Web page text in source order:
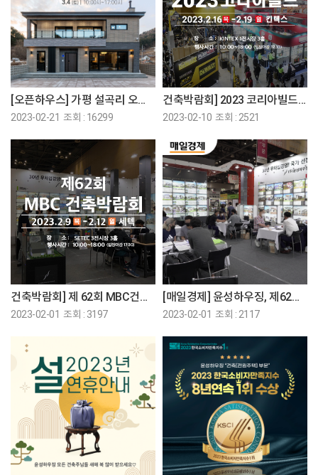
[오픈하우스] 가평 설곡리 오픈하우스에 초대합니다!
2023-02-21 조회 : 16299
건축박람회] 2023 코리아빌드에 참가합니다♡
2023-02-10 조회 : 2521
건축박람회] 제 62회 MBC건축박람회에 참가합니다♡
2023-02-01 조회 : 3197
[매일경제] 윤성하우징, 제62회 MBC 건축박람회 참가
2023-02-01 조회 : 2117